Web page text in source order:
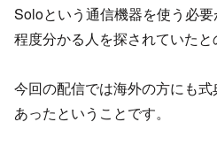
Soloという通信機器を使う必
程度分かる人を探されていたと
今回の配信では海外の方にも
あったということです。